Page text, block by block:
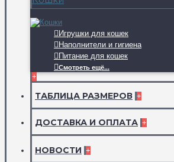
Игрушки для кошек
Наполнители и гигиена
Питание для кошек
Смотреть ещё...
+
ТАБЛИЦА РАЗМЕРОВ +
ДОСТАВКА И ОПЛАТА +
НОВОСТИ +